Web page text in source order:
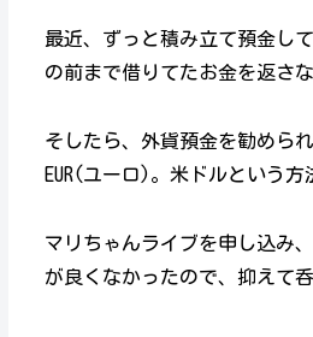
最近、ずっと積み立て預金し
の前まで借りてたお金を返さ
そしたら、外貨預金を勧めら
EUR(ユーロ)。米ドルという
マリちゃんライブを申し込み
が良くなかったので、抑えて呑